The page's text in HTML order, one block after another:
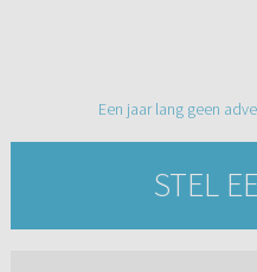
Een jaar lang geen
STEL